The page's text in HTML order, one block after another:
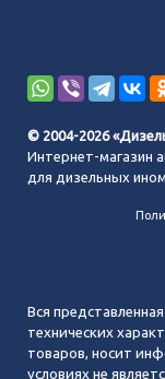
© 2004-2026
Интернет-магазин
для дизельных
Вся
технических
товаров, носит
условиях не